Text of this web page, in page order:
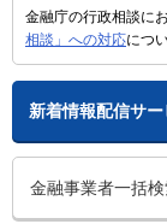
金融庁の行政相談にお
相談」への対応につ
新着情報配信サー
金融事業者一括